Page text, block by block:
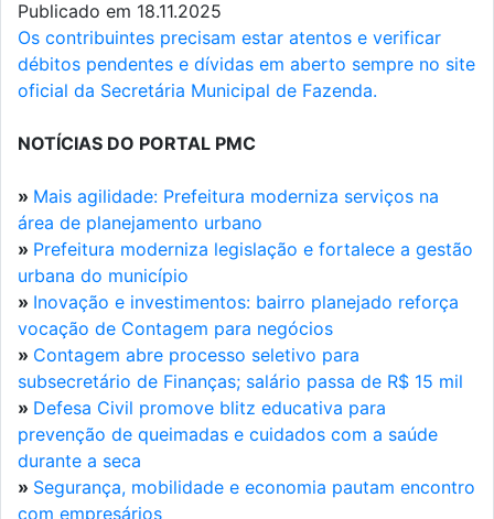
Publicado em 18.11.2025
Os contribuintes precisam estar atentos e verificar
débitos pendentes e dívidas em aberto sempre no site
oficial da Secretária Municipal de Fazenda.
NOTÍCIAS DO PORTAL PMC
» Mais agilidade: Prefeitura moderniza serviços na
área de planejamento urbano
» Prefeitura moderniza legislação e fortalece a gestão
urbana do município
» Inovação e investimentos: bairro planejado reforça
vocação de Contagem para negócios
» Contagem abre processo seletivo para
subsecretário de Finanças; salário passa de R$ 15 mil
» Defesa Civil promove blitz educativa para
prevenção de queimadas e cuidados com a saúde
durante a seca
» Segurança, mobilidade e economia pautam encontro
com empresários